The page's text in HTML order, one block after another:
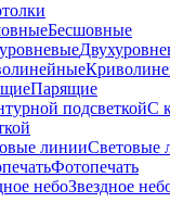
Бесшовные
Парящие
С
Световые
Фотопечать
Звездное